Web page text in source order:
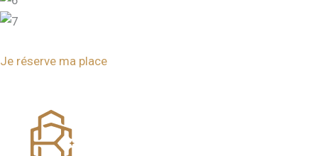
Je réserve ma place